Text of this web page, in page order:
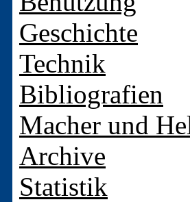
Geschichte
Technik
Bibliografien
Macher und
Archive
Statistik